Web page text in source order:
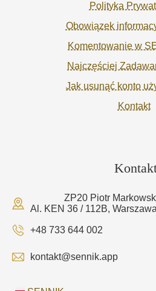
Polityka
Obowiązek
Komentowanie w
Najczęściej
Jak usunąć konto
Kontakt
ZP20 Piotr
Al. KEN 36 / 112B,
+48 733 644 002
kontakt@sennik.app